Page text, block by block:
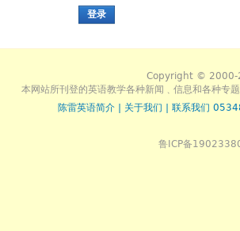
登录
Copyright © 2000-
本网站所刊登的英语教学各种新闻﹑信息和各种专
陈雷英语简介
关于我们 联系我们
鲁ICP备